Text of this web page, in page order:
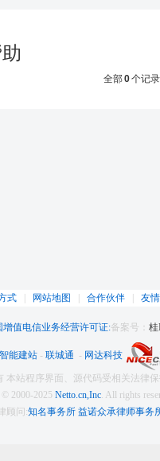
全部0个记
式| 网站地图 合作伙伴| 友
值电信业务经营许可证:备案号： 桂
能建站 - 联城通 - 网达科技
本站程序界面、源代码受相关法律
2000-2025 Netto.cn,Inc. All rights
顾问:知名事务所 益诺众承律师事务